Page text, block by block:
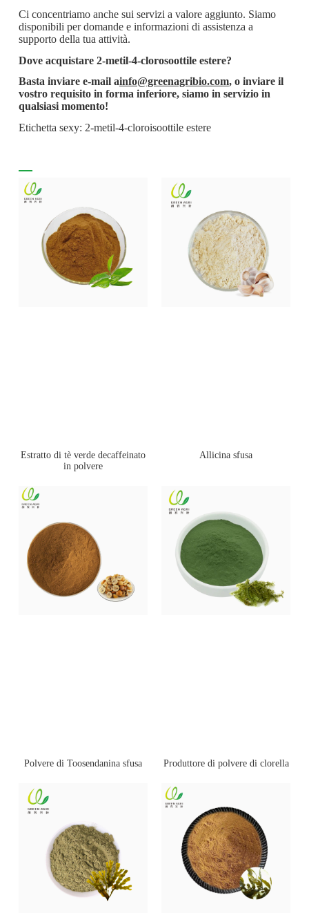
Ci concentriamo anche sui servizi a valore aggiunto. Siamo
disponibili per domande e informazioni di assistenza a
supporto della tua attività.
Dove acquistare 2-metil-4-clorosoottile estere?
Basta inviare e-mail ainfo@greenagribio.com, o inviare il
vostro requisito in forma inferiore, siamo in servizio in
qualsiasi momento!
Etichetta sexy: 2-metil-4-cloroisoottile estere
Estratto di tè verde decaffeinato
in polvere
Allicina sfusa
Polvere di Toosendanina sfusa Produttore di polvere di clorella